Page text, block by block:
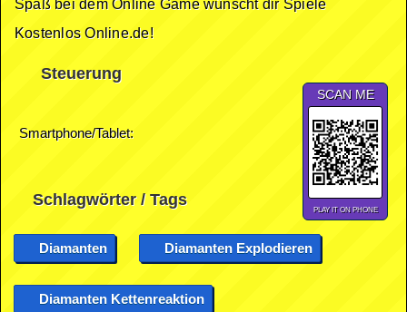
Spaß bei dem Online Game wünscht dir Spiele
Kostenlos Online.de!
Steuerung
Smartphone/Tablet:
SCAN ME
PLAY IT ON PHONE
Schlagwörter / Tags
Diamanten Diamanten Explodieren
Diamanten Kettenreaktion